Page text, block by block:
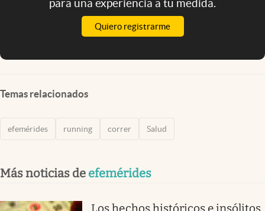
para una experiencia a tu medida.
Quiero registrarme
Temas relacionados
efemérides running correr Salud
Más noticias de efemérides
Los hechos históricos e insólitos